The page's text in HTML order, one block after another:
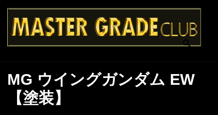
MG ウイングガンダム EW
【塗装】